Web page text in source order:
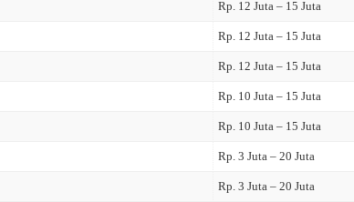
Rp. 12 Juta – 15 Juta
Rp. 12 Juta – 15 Juta
Rp. 12 Juta – 15 Juta
Rp. 10 Juta – 15 Juta
Rp. 10 Juta – 15 Juta
Rp. 3 Juta – 20 Juta
Rp. 3 Juta – 20 Juta